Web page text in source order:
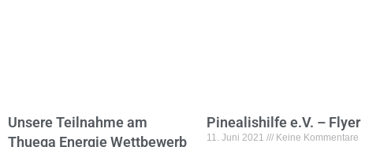
Unsere Teilnahme am
Thuega Energie Wettbewerb
Pinealishilfe e.V. – Flyer
11. Juni 2021 Keine Kommentare